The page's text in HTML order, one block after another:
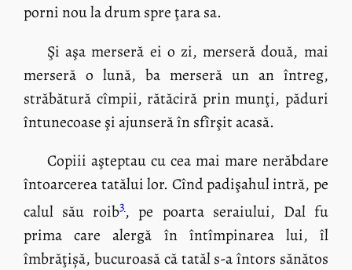
porni nou la drum spre ţara sa.
Şi aşa merseră ei o zi, merseră două, mai
merseră o lună, ba merseră un an întreg,
străbătură cîmpii, rătăciră prin munţi, păduri
întunecoase şi ajunseră în sfîrşit acasă.
Copiii aşteptau cu cea mai mare nerăbdare
întoarcerea tatălui lor. Cînd padişahul intră, pe
calul său roib3, pe poarta seraiului, Dal fu
prima care alergă în întîmpinarea lui, îl
îmbrăţișă, bucuroasă că tatăl s-a întors sănătos